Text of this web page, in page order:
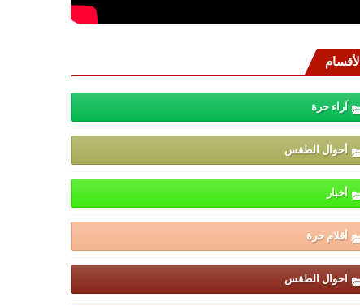
الأقسام
آراء حرة
أحوال الطقس
أخبار
أقلام حرة
احوال الطقس